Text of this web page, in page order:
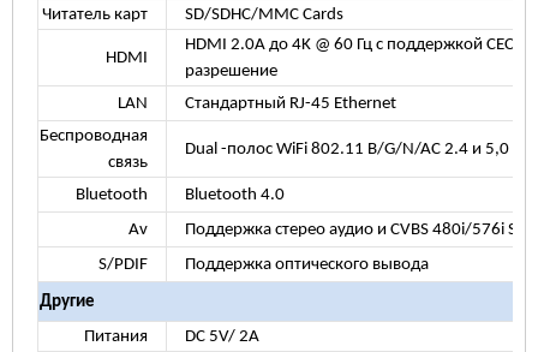
Читатель карт
SD/SDHC/MMC Cards
HDMI
HDMI 2.0A до 4K @ 60 Гц с поддержкой CEC и
разрешение
LAN
Стандартный RJ-45 Ethernet
Беспроводная
связь
Dual -полос WiFi 802.11 B/G/N/AC 2.4 и 5,0 ГГц
Bluetooth
Bluetooth 4.0
Av
Поддержка стерео аудио и CVBS 480i/576i SD
S/PDIF
Поддержка оптического вывода
Другие
Питания
DC 5V/ 2A